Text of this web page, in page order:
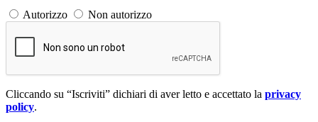
Autorizzo Non autorizzo
Cliccando su “Iscriviti” dichiari di aver letto e accettato la privacy
policy.